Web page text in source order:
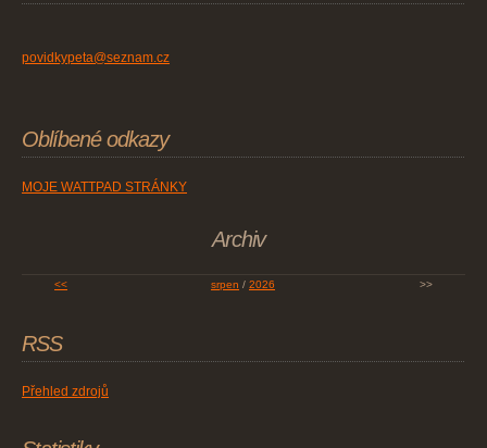
povidkypeta@seznam.cz
Oblíbené odkazy
MOJE WATTPAD STRÁNKY
Archiv
<< srpen / 2026 >>
RSS
Přehled zdrojů